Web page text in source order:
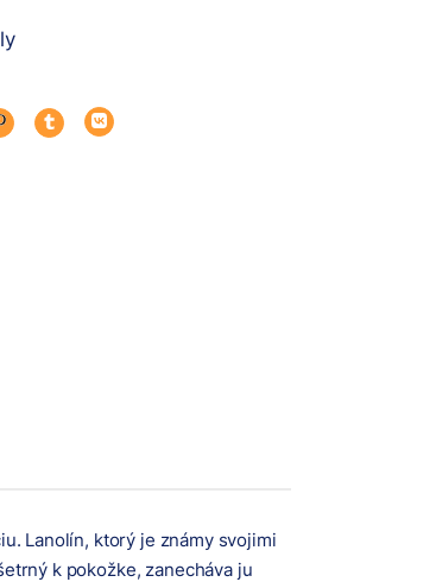
Lanolín, ktorý je známy svojimi
k pokožke, zanecháva ju